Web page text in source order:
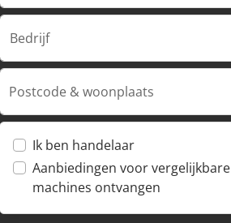
Bedrijf
Postcode & woonplaats
Ik ben handelaar
Aanbiedingen voor vergelijkbare
machines ontvangen